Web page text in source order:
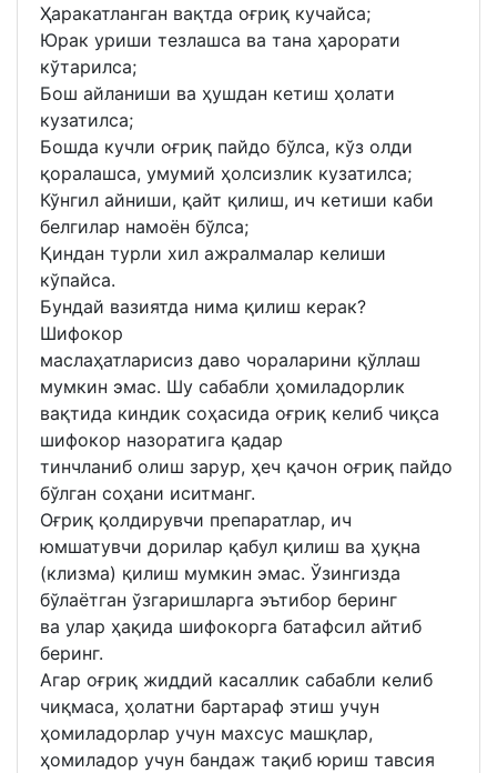
Ҳаракатланган вақтда оғриқ кучайса;
Юрак уриши тезлашса ва тана ҳарорати
кўтарилса;
Бош айланиши ва ҳушдан кетиш ҳолати
кузатилса;
Бошда кучли оғриқ пайдо бўлса, кўз олди
қоралашса, умумий ҳолсизлик кузатилса;
Кўнгил айниши, қайт қилиш, ич кетиши каби
белгилар намоён бўлса;
Қиндан турли хил ажралмалар келиши
кўпайса.
Бундай вазиятда нима қилиш керак?
Шифокор
маслаҳатларисиз даво чораларини қўллаш
мумкин эмас. Шу сабабли ҳомиладорлик
вақтида киндик соҳасида оғриқ келиб чиқса
шифокор назоратига қадар
тинчланиб олиш зарур, ҳеч қачон оғриқ пайдо
бўлган соҳани иситманг.
Оғриқ қолдирувчи препаратлар, ич
юмшатувчи дорилар қабул қилиш ва ҳуқна
(клизма) қилиш мумкин эмас. Ўзингизда
бўлаётган ўзгаришларга эътибор беринг
ва улар ҳақида шифокорга батафсил айтиб
беринг.
Агар оғриқ жиддий касаллик сабабли келиб
чиқмаса, ҳолатни бартараф этиш учун
ҳомиладорлар учун махсус машқлар,
ҳомиладор учун бандаж тақиб юриш тавсия